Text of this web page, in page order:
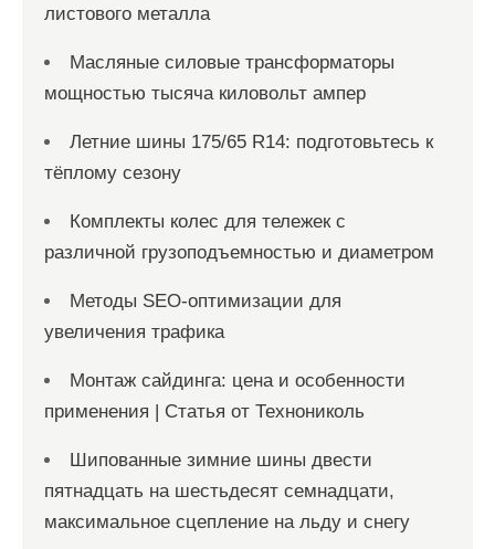
листового металла
Масляные силовые трансформаторы
мощностью тысяча киловольт ампер
Летние шины 175/65 R14: подготовьтесь к
тёплому сезону
Комплекты колес для тележек с
различной грузоподъемностью и диаметром
Методы SEO-оптимизации для
увеличения трафика
Монтаж сайдинга: цена и особенности
применения | Статья от Технониколь
Шипованные зимние шины двести
пятнадцать на шестьдесят семнадцати,
максимальное сцепление на льду и снегу